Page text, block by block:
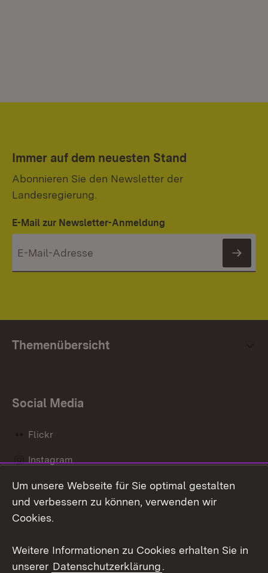
Immer auf dem neuesten Stand
Abonnieren Sie den Newsletter der
Landesregierung.
E-Mail zur Newsletter-Anmeldung
Themenübersicht
Social Media
Flickr
Instagram
Social Wall
Um unsere Webseite für Sie optimal gestalten
und verbessern zu können, verwenden wir
Cookies.
Weitere Informationen zu Cookies erhalten Sie in
unserer Datenschutzerklärung.